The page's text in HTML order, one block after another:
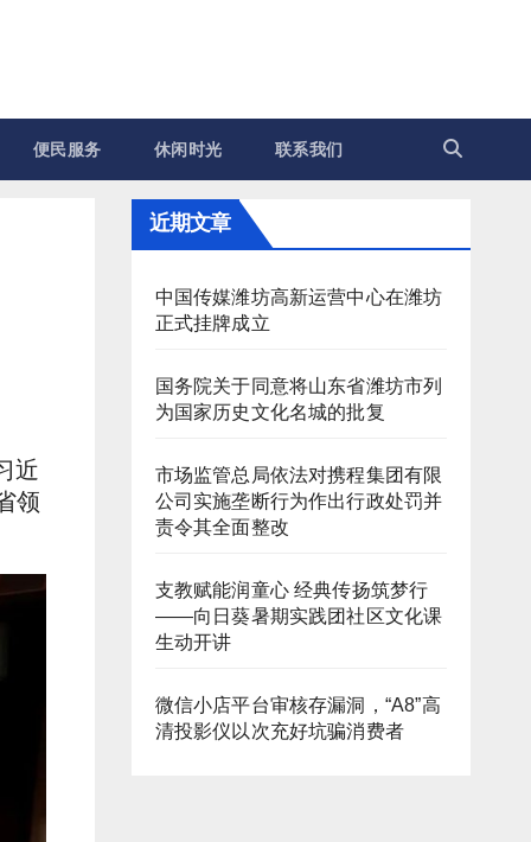
便民服务 休闲时光 联系我们
近
领
近期文章
中国传媒潍坊高新运营中心在潍坊
正式挂牌成立
国务院关于同意将山东省潍坊市列
为国家历史文化名城的批复
市场监管总局依法对携程集团有限
公司实施垄断行为作出行政处罚并
责令其全面整改
支教赋能润童心 经典传扬筑梦行
——向日葵暑期实践团社区文化课
生动开讲
微信小店平台审核存漏洞，“A8”高
清投影仪以次充好坑骗消费者